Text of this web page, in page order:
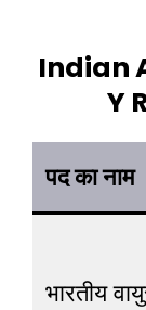
Indian
Y
पद का नाम
भारतीय